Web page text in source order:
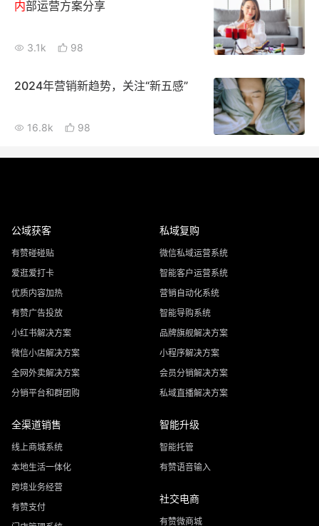
内部运营方案分享
3.1k 98
2024年营销新趋势，关注“新五感”
16.8k 98
公域获客
有赞碰碰贴
爱逛爱打卡
优质内容加热
有赞广告投放
小红书解决方案
微信小店解决方案
全网外卖解决方案
分销平台和群团购
私域复购
微信私域运营系统
智能客户运营系统
营销自动化系统
智能导购系统
品牌旗舰解决方案
小程序解决方案
会员分销解决方案
私域直播解决方案
全渠道销售
线上商城系统
本地生活一体化
跨境业务经营
有赞支付
智能升级
智能托管
有赞语音输入
社交电商
有赞微商城